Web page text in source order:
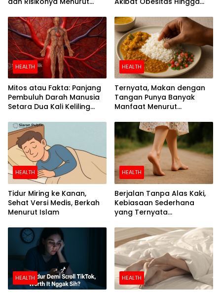
HEALTH
Mitos atau Fakta: Panjang
Pembuluh Darah Manusia
Setara Dua Kali Keliling
HEALTH
Ternyata, Makan dengan
Tangan Punya Banyak
Manfaat Menurut
HEALTH
Tidur Miring ke Kanan,
Sehat Versi Medis, Berkah
Menurut Islam
HEALTH
Berjalan Tanpa Alas Kaki,
Kebiasaan Sederhana
yang Ternyata
HEALTH HEALTH